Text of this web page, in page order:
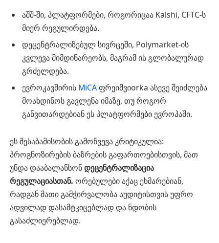
აშშ-ში, პლატფორმები, როგორიცაა Kalshi, CFTC-ს
მიერ რეგულირდება.
დეცენტრალიზებულ სივრცეში, Polymarket-ის
კვლევა მიმდინარეობს, მაგრამ ის გლობალურად
გრძელდება.
ევროკავშირის MiCAფრეიმვიorka ასევე შეიძლება
მოახდინოს გავლენა იმაზე, თუ როგორ
განვითარდებიან ეს პლატფორმები ევროპაში.
ეს შესაბამისობის გამოწვევა კრიტიკულია:
პროგნოზირების ბაზრების გაფართოებისთვის, მათ
უნდა დააბალანსონდეცენტრალიზაცია
რეგულაციასთან. ორებულები აქაც ეხმარებიან,
რადგან მათი გამჭირვალობა აუდიტისთვის უფრო
ადვილად დასამტკიცებლად და ნდობის
გასაძლიერებლად.